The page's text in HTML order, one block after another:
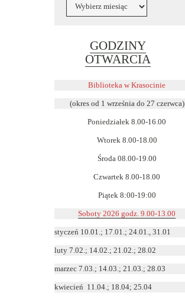
GODZINY
OTWARCIA
się
w
oknie
Biblioteka w Krasocinie
(okres od 1 września do 27 czerwca)
Poniedziałek 8.00-16.00
Wtorek 8.00-18.00
Środa 08.00-19.00
Czwartek 8.00-18.00
Piątek 8:00-19:00
Soboty 2026 godz. 9.00-13.00
styczeń 10.01.; 17.01.; 24.01., 31.01
luty 7.02.; 14.02.; 21.02.; 28.02
marzec 7.03.; 14.03.; 21.03.; 28.03
kwiecień 11.04.; 18.04; 25.04